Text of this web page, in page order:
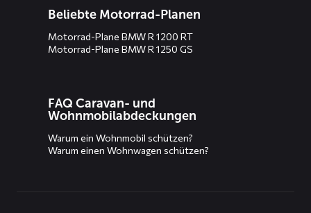
Beliebte Motorrad-Planen
Motorrad-Plane BMW R 1200 RT
Motorrad-Plane BMW R 1250 GS
FAQ Caravan- und
Wohnmobilabdeckungen
Warum ein Wohnmobil schützen?
Warum einen Wohnwagen schützen?